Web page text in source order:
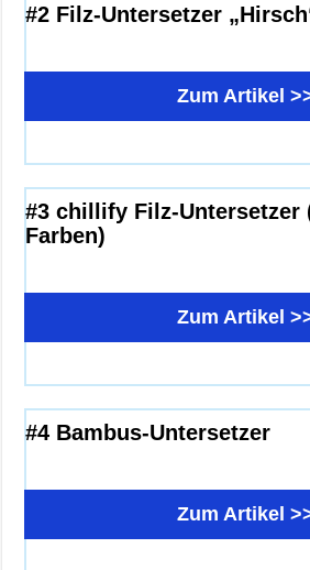
#2 Filz-Untersetzer
Zum Artikel
#3 chillify Filz-Untersetzer
Farben)
Zum Artikel
#4 Bambus-Untersetzer
Zum Artikel